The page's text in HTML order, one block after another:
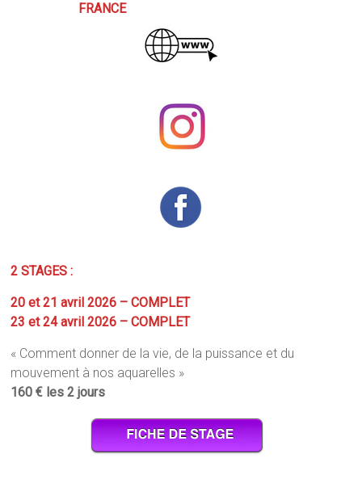
FRANCE
2 STAGES :
20 et 21 avril 2026 – COMPLET
23 et 24 avril 2026 – COMPLET
« Comment donner de la vie, de la puissance et du
mouvement à nos aquarelles »
160 € les 2 jours